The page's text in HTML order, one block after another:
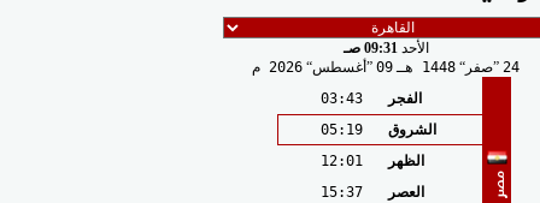
الأحد09:31 صـ
24 صفر 1448 هـ 09 أغسطس 2026 م
مصر
الفجر
03:43
الشروق
05:19
الظهر
12:01
العصر
15:37